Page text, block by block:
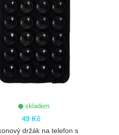
skladem
49 Kč
držák na telefon s